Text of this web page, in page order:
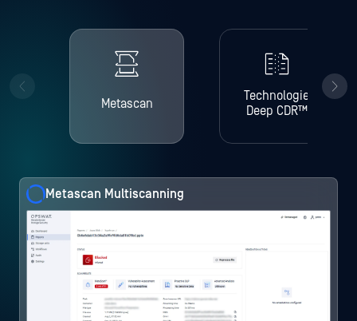
Metascan
Technologie
Deep CDR™
Metascan Multiscanning